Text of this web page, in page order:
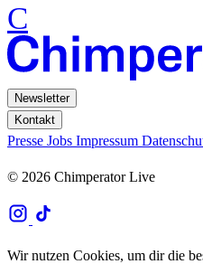
C
Newsletter
Kontakt
Presse Jobs Impressum
© 2026 Chimperator Live
Wir nutzen Cookies, um dir die